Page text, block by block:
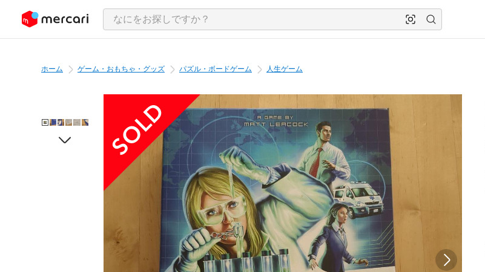
ツにスキップ
ホーム ゲーム・おもちゃ・グッズ パズル・ボードゲーム 人生ゲーム